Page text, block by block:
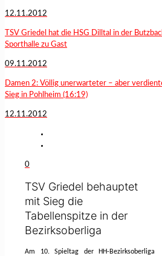
12.11.2012
TSV Griedel hat die HSG Dilltal in der
Sporthalle zu Gast
09.11.2012
Damen 2: Völlig unerwarteter – aber
Sieg in Pohlheim (16:19)
12.11.2012
0
TSV Griedel behauptet
mit Sieg die
Tabellenspitze in der
Bezirksoberliga
Am 10. Spieltag der HH-Bezirksoberliga